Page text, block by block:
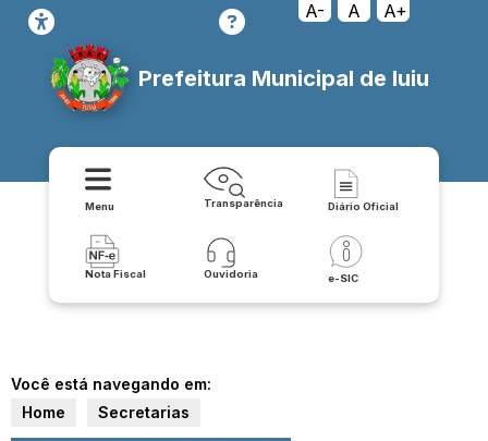
A- A A+
Prefeitura Municipal de Iuiu
Menu Transparência Diário Oficial
Nota Fiscal Ouvidoria e-SIC
Você está navegando em:
Home
Secretarias